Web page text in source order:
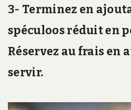
3- Terminez en
spéculoos réduit en
Réservez au frais en
servir.